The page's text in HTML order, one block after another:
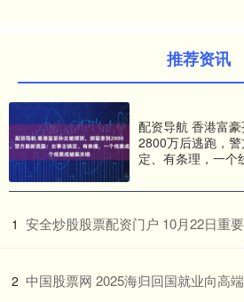
推荐资讯
配资导航 香港富
2800万后逃跑，
定、有条理，一个
1 安全炒股股票配资门户 10月22日重
2 中国股票网 2025海归回国就业向高